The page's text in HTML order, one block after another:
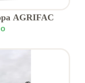
AGRIFAC